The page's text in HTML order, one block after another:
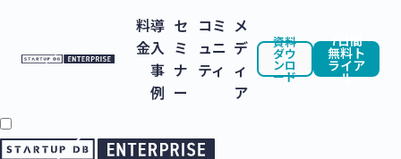
料
金
導
入
事
例
セ
ミ
ナ
ー
コミ
ュニ
ティ
メ
デ
ィ
ア
資料
ダウ
ンロ
ード
7日間
無料ト
ライア
ル